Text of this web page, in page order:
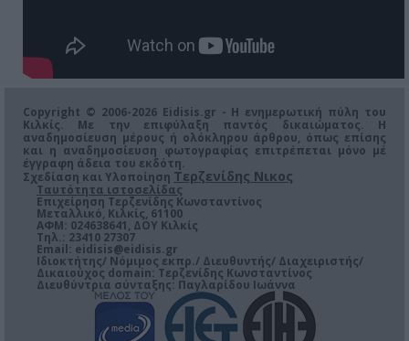
Copyright © 2006-2026 Eidisis.gr - Η ενημερωτική πύλη του
Κιλκίς. Με την επιφύλαξη παντός δικαιώματος. Η
αναδημοσίευση μέρους ή ολόκληρου άρθρου, όπως επίσης
και η αναδημοσίευση φωτογραφίας επιτρέπεται μόνο μέ
έγγραφη άδεια του εκδότη.
Σχεδίαση και Υλοποίηση Τερζενίδης Νικος
Ταυτότητα ιστοσελίδας
Επιχείρηση Τερζενίδης Κωνσταντίνος
Μεταλλικό, Κιλκίς, 61100
ΑΦΜ: 024638641, ΔΟΥ Κιλκίς
Τηλ.: 23410 27307
Email: eidisis@eidisis.gr
Ιδιοκτήτης/ Νόμιμος εκπρ./ Διευθυντής/ Διαχειριστής/
Δικαιούχος domain: Τερζενίδης Κωνσταντίνος
Διευθύντρια σύνταξης: Παγλαρίδου Ιωάννα